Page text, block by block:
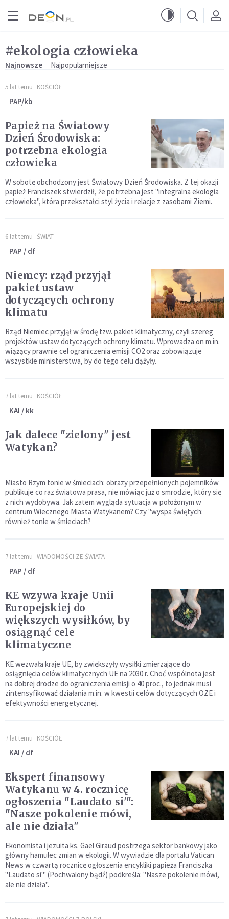
#ekologia człowieka
Najnowsze Najpopularniejsze
5 lat temu KOŚCIÓŁ
PAP/kb
Papież na Światowy
Dzień Środowiska:
potrzebna ekologia
człowieka
W sobotę obchodzony jest Światowy Dzień Środowiska. Z tej okazji
papież Franciszek stwierdził, że potrzebna jest "integralna ekologia
człowieka", która przekształci styl życia i relacje z zasobami Ziemi.
6 lat temu ŚWIAT
PAP / df
Niemcy: rząd przyjął
pakiet ustaw
dotyczących ochrony
klimatu
Rząd Niemiec przyjął w środę tzw. pakiet klimatyczny, czyli szereg
projektów ustaw dotyczących ochrony klimatu. Wprowadza on m.in.
wiążący prawnie cel ograniczenia emisji CO2 oraz zobowiązuje
wszystkie ministerstwa, by do tego celu dążyły.
7 lat temu KOŚCIÓŁ
KAI / kk
Jak dalece "zielony" jest
Watykan?
Miasto Rzym tonie w śmieciach: obrazy przepełnionych pojemników
publikuje co raz światowa prasa, nie mówiąc już o smrodzie, który się
z nich wydobywa. Jak zatem wygląda sytuacja w położonym w
centrum Wiecznego Miasta Watykanem? Czy "wyspa świętych:
również tonie w śmieciach?
7 lat temu WIADOMOŚCI ZE ŚWIATA
PAP / df
KE wzywa kraje Unii
Europejskiej do
większych wysiłków, by
osiągnąć cele
klimatyczne
KE wezwała kraje UE, by zwiększyły wysiłki zmierzające do
osiągnięcia celów klimatycznych UE na 2030 r. Choć wspólnota jest
na dobrej drodze do ograniczenia emisji o 40 proc., to jednak musi
zintensyfikować działania m.in. w kwestii celów dotyczących OZE i
efektywności energetycznej.
7 lat temu KOŚCIÓŁ
KAI / df
Ekspert finansowy
Watykanu w 4. rocznicę
ogłoszenia "Laudato si'":
"Nasze pokolenie mówi,
ale nie działa"
Ekonomista i jezuita ks. Gaël Giraud postrzega sektor bankowy jako
główny hamulec zmian w ekologii. W wywiadzie dla portalu Vatican
News w czwartą rocznicę ogłoszenia encykliki papieża Franciszka
"Laudato si'" (Pochwalony bądź) podkreśla: "Nasze pokolenie mówi,
ale nie działa".